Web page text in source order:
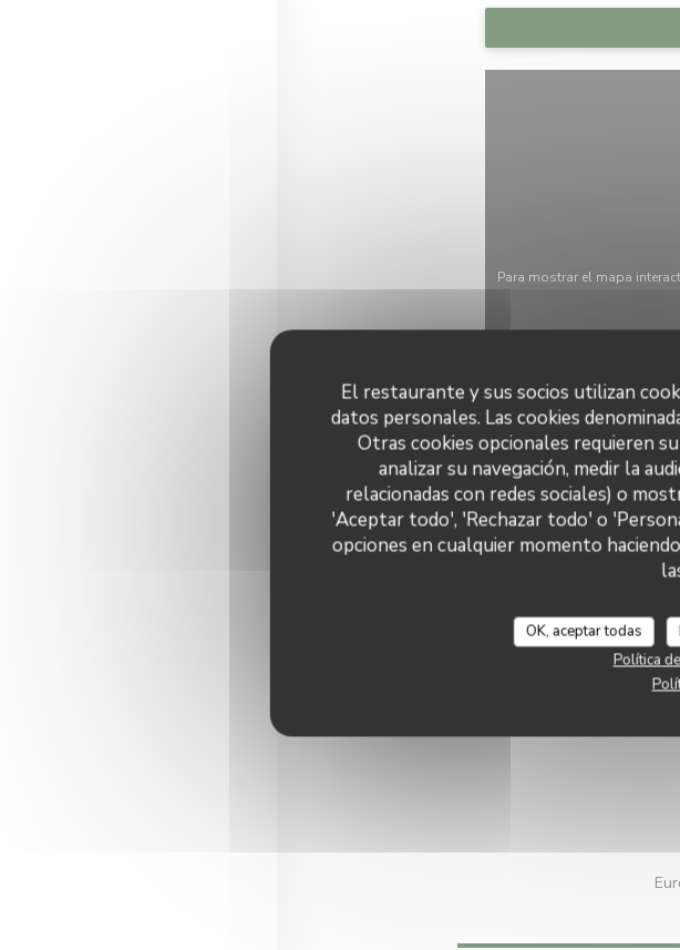
El restaurante y sus socios utilizan
datos personales. Las cookies
Otras cookies opcionales requieren
analizar su navegación, medir la
relacionadas con redes sociales) o
'Aceptar todo', 'Rechazar todo' o
opciones en cualquier momento
OK, aceptar todas
Política
Para mostrar el mapa